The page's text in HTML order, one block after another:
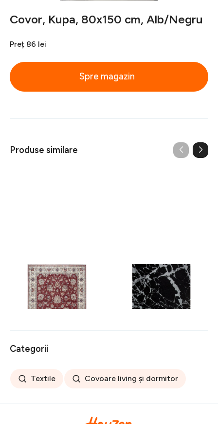
Covor, Kupa, 80x150 cm, Alb/Negru
Preț 86 lei
Spre magazin
Produse similare
Covor rezistent Eko, ALT
05 - Red, Ivory, 100%
poliester, 80 x 150 cm
256 lei
Covor rezistent SM 21 -
Black, Silver XW, 80x300
441 lei
Categorii
Textile Covoare living și dormitor